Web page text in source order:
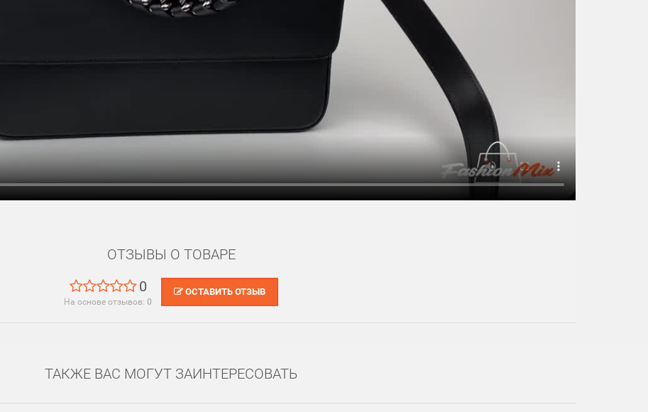
ОТЗЫВЫ О ТОВАРЕ
0
На основе отзывов: 0
ОСТАВИТЬ ОТЗЫВ
ТАКЖЕ ВАС МОГУТ ЗАИНТЕРЕСОВАТЬ